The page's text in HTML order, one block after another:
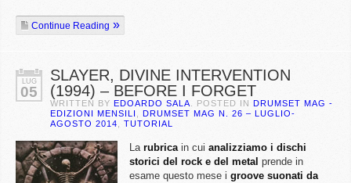
Continue Reading
LUG
05
SLAYER, DIVINE INTERVENTION
(1994) – BEFORE I FORGET
WRITTEN BY EDOARDO SALA . POSTED IN DRUMSET MAG -
EDIZIONI MENSILI
DRUMSET MAG N. 26 – LUGLIO-
AGOSTO 2014
TUTORIAL
La rubricain cui analizziamo i dischi
storici del rock e del metal prende in
esame questo mese i groove suonati da